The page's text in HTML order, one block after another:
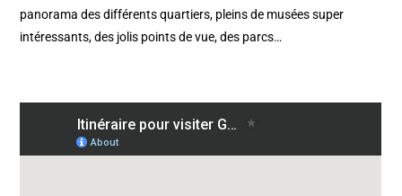
panorama des différents quartiers, pleins de musées super
intéressants, des jolis points de vue, des parcs…